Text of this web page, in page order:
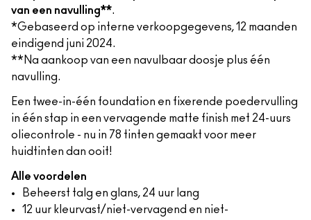
van een navulling**.
*Gebaseerd op interne verkoopgegevens, 12 maanden
eindigend juni 2024.
**Na aankoop van een navulbaar doosje plus één
navulling.
Een twee-in-één foundation en fixerende poedervulling
in één stap in een vervagende matte finish met 24-uurs
oliecontrole - nu in 78 tinten gemaakt voor meer
huidtinten dan ooit!
Alle voordelen
Beheerst talg en glans, 24 uur lang
12 uur kleurvast/niet-vervagend en niet-